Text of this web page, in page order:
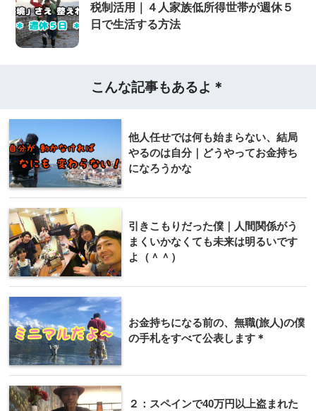
税制活用｜４人家族低所得世帯が週休５
日で生活する方法
こんな記事もあるよ＊
他人任せでは何も始まらない、結局
やるのは自分｜どうやってお金持ち
になろうかな
引きこもりだった僕｜人間関係がう
まくいかなくても未来は明るいです
よ（＾＾）
お金持ちになる前の、無職(旅人)の僕
の手札をすべて公表します＊
２：スペインで40万円以上盗まれた